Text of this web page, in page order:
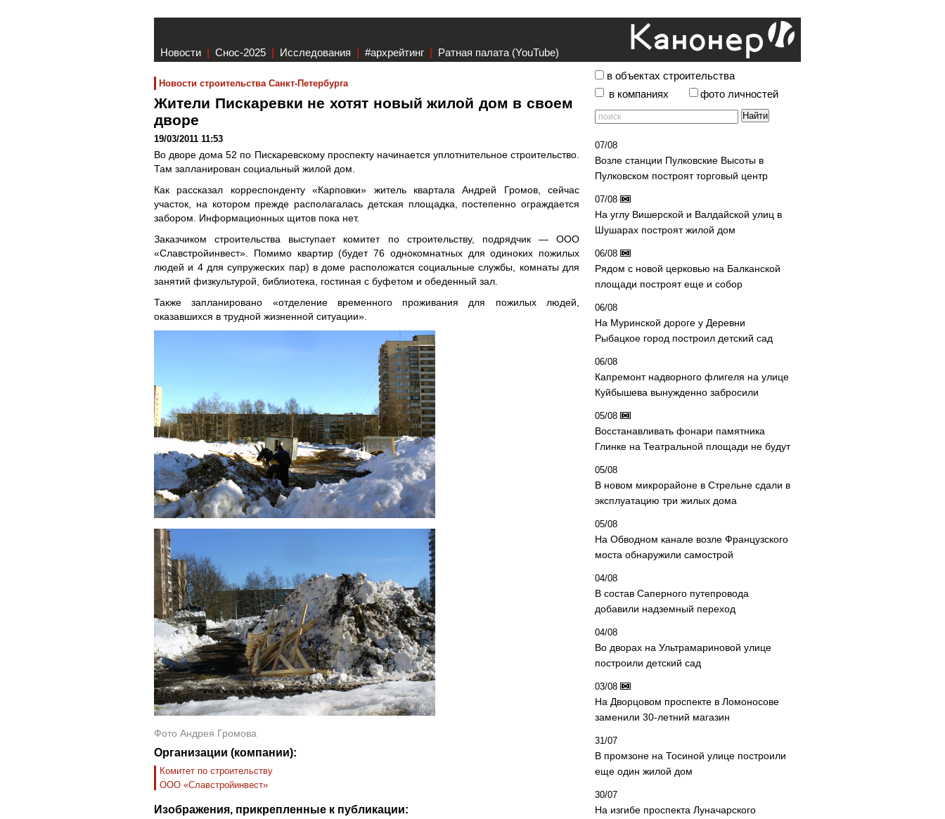
Новости | Снос-2025 | Исследования | #архрейтинг | Ратная палата (YouTube)
Новости строительства Санкт-Петербурга
Жители Пискаревки не хотят новый жилой дом в своем
дворе
19/03/2011 11:53
Во дворе дома 52 по Пискаревскому проспекту начинается уплотнительное строительство.
Там запланирован социальный жилой дом.
Как рассказал корреспонденту «Карповки» житель квартала Андрей Громов, сейчас
участок, на котором прежде располагалась детская площадка, постепенно ограждается
забором. Информационных щитов пока нет.
Заказчиком строительства выступает комитет по строительству, подрядчик — ООО
«Славстройинвест». Помимо квартир (будет 76 однокомнатных для одиноких пожилых
людей и 4 для супружеских пар) в доме расположатся социальные службы, комнаты для
занятий физкультурой, библиотека, гостиная с буфетом и обеденный зал.
Также запланировано «отделение временного проживания для пожилых людей,
оказавшихся в трудной жизненной ситуации».
Фото Андрея Громова
Организации (компании):
Комитет по строительству
ООО «Славстройинвест»
Изображения, прикрепленные к публикации:
в объектах строительства
в компаниях
фото личностей
07/08
Возле станции Пулковские Высоты в
Пулковском построят торговый центр
07/08
На углу Вишерской и Валдайской улиц в
Шушарах построят жилой дом
06/08
Рядом с новой церковью на Балканской
площади построят еще и собор
06/08
На Муринской дороге у Деревни
Рыбацкое город построил детский сад
06/08
Капремонт надворного флигеля на улице
Куйбышева вынужденно забросили
05/08
Восстанавливать фонари памятника
Глинке на Театральной площади не будут
05/08
В новом микрорайоне в Стрельне сдали в
эксплуатацию три жилых дома
05/08
На Обводном канале возле Французского
моста обнаружили самострой
04/08
В состав Саперного путепровода
добавили надземный переход
04/08
Во дворах на Ультрамариновой улице
построили детский сад
03/08
На Дворцовом проспекте в Ломоносове
заменили 30-летний магазин
31/07
В промзоне на Тосиной улице построили
еще один жилой дом
30/07
На изгибе проспекта Луначарского